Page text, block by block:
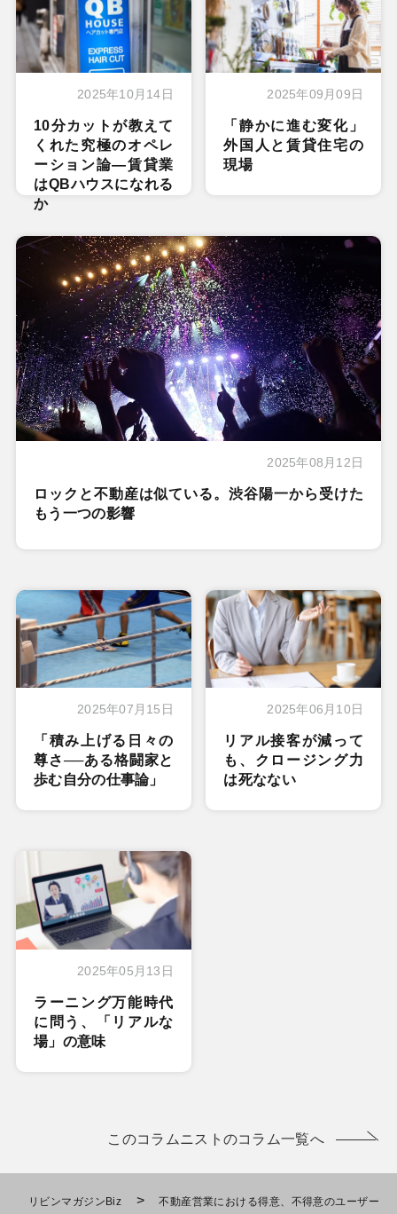
2025年10月14日
10分カットが教えて
くれた究極のオペレ
ーション論―賃貸業
はQBハウスになれる
か
2025年09月09日
「静かに進む変化」
外国人と賃貸住宅の
現場
2025年08月12日
ロックと不動産は似ている。渋谷陽一から受けた
もう一つの影響
2025年07月15日
「積み上げる日々の
尊さ──ある格闘家と
歩む自分の仕事論」
2025年06月10日
リアル接客が減って
も、クロージング力
は死なない
2025年05月13日
ラーニング万能時代
に問う、「リアルな
場」の意味
このコラムニストのコラム一覧へ
リビンマガジンBiz > 不動産営業における得意、不得意のユーザー